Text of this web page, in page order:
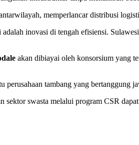
memperlancar distribusi
inovasi di tengah efisiensi.
akan dibiayai oleh konsorsium yang
perusahaan tambang yang bertanggung
swasta melalui program CSR